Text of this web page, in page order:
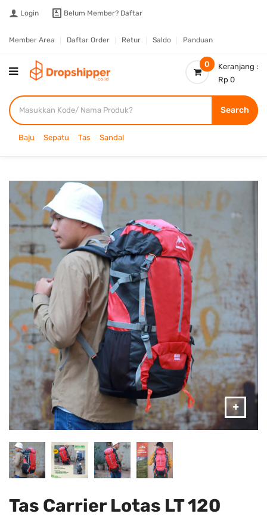
Login Belum Member? Daftar
Member Area Daftar Order Retur Saldo Panduan
0
Keranjang :
Rp 0
Search
Baju Sepatu Tas Sandal
Tas Carrier Lotas LT 120